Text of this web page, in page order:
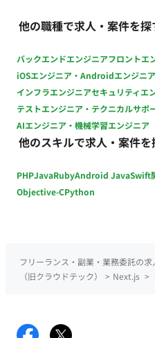
他の職種で求人・案件を探
バックエンドエンジニアフロントエ
iOSエンジニア・Androidエンジニア
インフラエンジニアセキュリティエ
テストエンジニア・テクニカルサポ
AIエンジニア・機械学習エンジニア
他のスキルで求人・案件を
PHPJavaRubyAndroid JavaSwift
Objective-CPython
フリーランス・副業・業務委託の
（旧クラウドテック）
> Next.js >